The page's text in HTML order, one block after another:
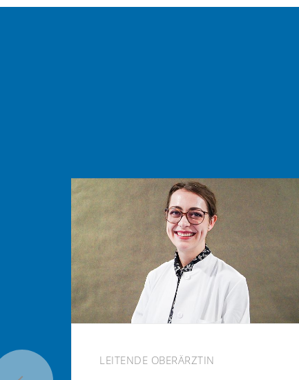
LEITENDE OBERÄRZTIN